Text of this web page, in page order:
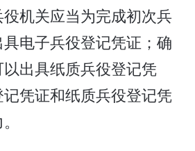
机关应当为完成初次兵
电子兵役登记凭证；确
出具纸质兵役登记凭
凭证和纸质兵役登记凭